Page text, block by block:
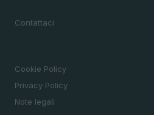
Contattaci
Cookie Policy
Privacy Policy
Note legali